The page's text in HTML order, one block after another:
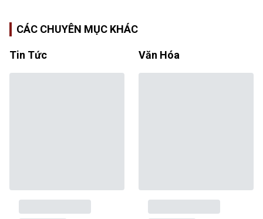
CÁC CHUYÊN MỤC KHÁC
Tin Tức Văn Hóa